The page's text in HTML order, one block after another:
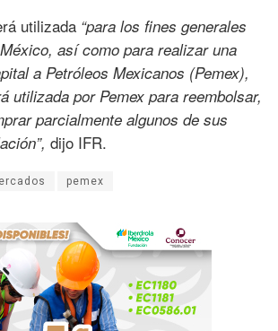
utilizada “para los fines generales
así como para realizar una
a Petróleos Mexicanos (Pemex),
utilizada por Pemex para reembolsar,
parcialmente algunos de sus
dijo IFR.
pemex